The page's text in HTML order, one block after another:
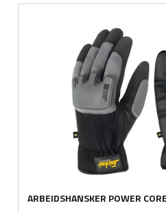
ARBEIDSHANSKER POWER